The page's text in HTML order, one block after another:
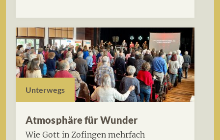
Unterwegs
Atmosphäre für Wunder
Wie Gott in Zofingen mehrfach